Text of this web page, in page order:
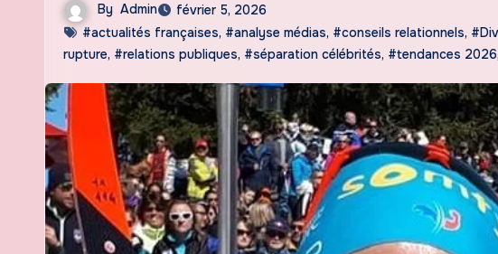
By Admin
février 5, 2026
#actualités françaises, #analyse médias, #conseils relationnels,
rupture, #relations publiques, #séparation célébrités, #tendances 2026,